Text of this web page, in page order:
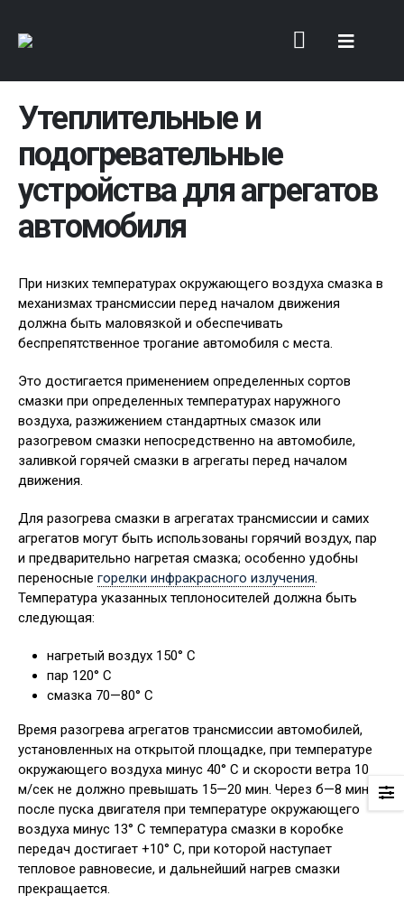
Утеплительные и
подогревательные
устройства для агрегатов
автомобиля
При низких температурах окружающего воздуха смазка в
механизмах трансмиссии перед началом движения
должна быть маловязкой и обеспечивать
беспрепятственное трогание автомобиля с места.
Это достигается применением определенных сортов
смазки при определенных температурах наружного
воздуха, разжижением стандартных смазок или
разогревом смазки непосредственно на автомобиле,
заливкой горячей смазки в агрегаты перед началом
движения.
Для разогрева смазки в агрегатах трансмиссии и самих
агрегатов могут быть использованы горячий воздух, пар
и предварительно нагретая смазка; особенно удобны
переносные горелки инфракрасного излучения.
Температура указанных теплоносителей должна быть
следующая:
нагретый воздух 150° С
пар 120° С
смазка 70—80° С
Время разогрева агрегатов трансмиссии автомобилей,
установленных на открытой площадке, при температуре
окружающего воздуха минус 40° С и скорости ветра 10
м/сек не должно превышать 15—20 мин. Через б—8 мин,
после пуска двигателя при температуре окружающего
воздуха минус 13° С температура смазки в коробке
передач достигает +10° С, при которой наступает
тепловое равновесие, и дальнейший нагрев смазки
прекращается.